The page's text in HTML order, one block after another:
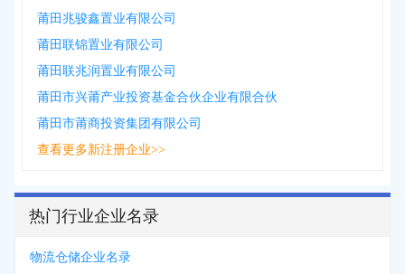
莆田兆骏鑫置业有限公司
莆田联锦置业有限公司
莆田联兆润置业有限公司
莆田市兴莆产业投资基金合伙企业有限合伙
莆田市莆商投资集团有限公司
查看更多新注册企业>>
热门行业企业名录
物流仓储企业名录